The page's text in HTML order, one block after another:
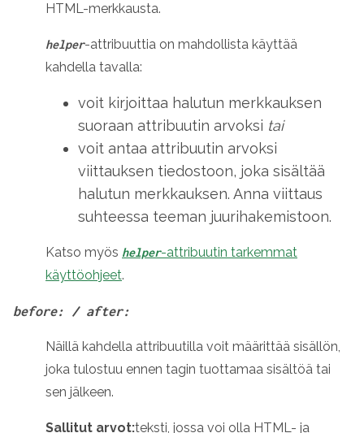
HTML-merkkausta.
helper-attribuuttia on mahdollista käyttää
kahdella tavalla:
voit kirjoittaa halutun merkkauksen
suoraan attribuutin arvoksi tai
voit antaa attribuutin arvoksi
viittauksen tiedostoon, joka sisältää
halutun merkkauksen. Anna viittaus
suhteessa teeman juurihakemistoon.
Katso myös helper-attribuutin tarkemmat
käyttöohjeet.
before: / after:
Näillä kahdella attribuutilla voit määrittää sisällön,
joka tulostuu ennen tagin tuottamaa sisältöä tai
sen jälkeen.
Sallitut arvot:teksti, jossa voi olla HTML- ja